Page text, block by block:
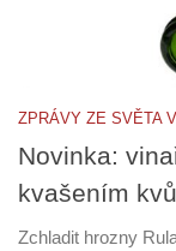
ZPRÁVY ZE SVĚTA
Novinka:
kvašením
Zchladit hrozny